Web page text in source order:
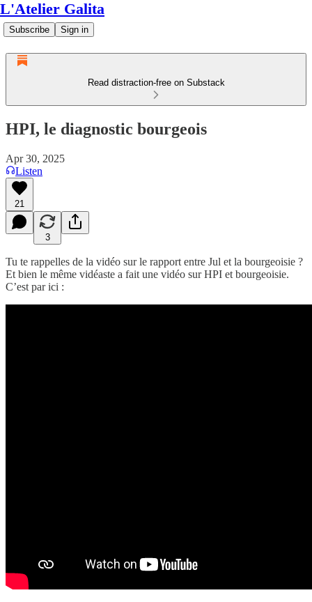
L'Atelier Galita
Subscribe Sign in
Read distraction-free on Substack
HPI, le diagnostic bourgeois
Apr 30, 2025
Listen
21
3
Tu te rappelles de la vidéo sur le rapport entre Jul et la bourgeoisie ?
Et bien le même vidéaste a fait une vidéo sur HPI et bourgeoisie.
C’est par ici :